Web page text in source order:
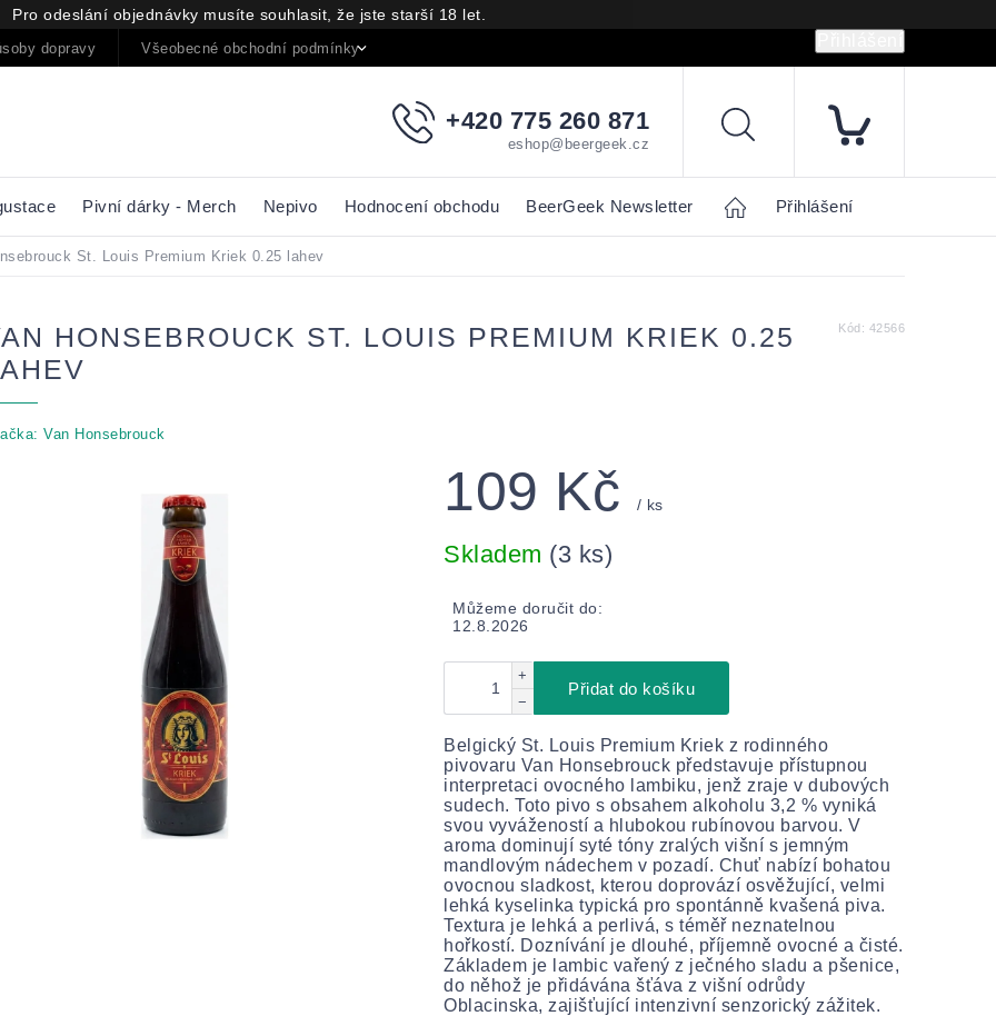
Pro odeslání objednávky musíte souhlasit, že jste starší 18 let.
dopravy Všeobecné obchodní podmínky
+420 775 260 871
eshop@beergeek.cz
Hledat
Pivní dárky - Merch Nepivo Hodnocení obchodu BeerGeek Newsletter Home Přihlášení
St. Louis Premium Kriek 0.25 lahev
HONSEBROUCK ST. LOUIS PREMIUM KRIEK 0.25
Kód: 42566
Van Honsebrouck
109 Kč / ks
cena:
Skladem (3 ks)
Můžeme doručit do:
12.8.2026
+
−
Přidat do košíku
Belgický St. Louis Premium Kriek z rodinného
pivovaru Van Honsebrouck představuje přístupnou
interpretaci ovocného lambiku, jenž zraje v dubových
sudech. Toto pivo s obsahem alkoholu 3,2 % vyniká
svou vyvážeností a hlubokou rubínovou barvou. V
aroma dominují syté tóny zralých višní s jemným
mandlovým nádechem v pozadí. Chuť nabízí bohatou
ovocnou sladkost, kterou doprovází osvěžující, velmi
lehká kyselinka typická pro spontánně kvašená piva.
Textura je lehká a perlivá, s téměř neznatelnou
hořkostí. Doznívání je dlouhé, příjemně ovocné a čisté.
Základem je lambic vařený z ječného sladu a pšenice,
do něhož je přidávána šťáva z višní odrůdy
Oblacinska, zajišťující intenzivní senzorický zážitek.